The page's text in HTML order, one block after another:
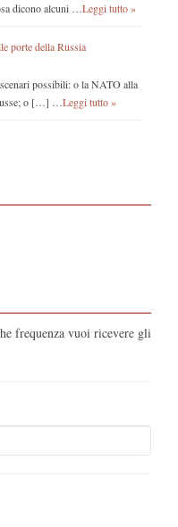
dicono alcuni …Leggi tutto »
porte della Russia
possibili: o la NATO alla
russe; o […] …Leggi tutto »
frequenza vuoi ricevere gli